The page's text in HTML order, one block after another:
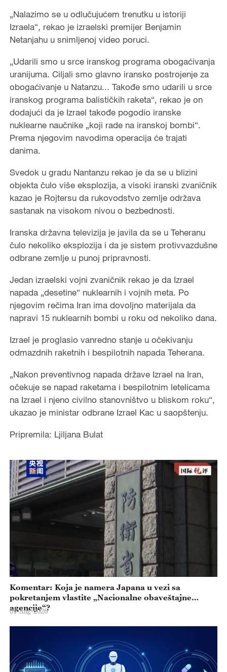
„Nalazimo se u odlučujućem trenutku u istoriji
Izraela“, rekao je izraelski premijer Benjamin
Netanjahu u snimljenoj video poruci.
„Udarili smo u srce iranskog programa obogaćivanja
uranijuma. Ciljali smo glavno iransko postrojenje za
obogaćivanje u Natanzu... Takođe smo udarili u srce
iranskog programa balističkih raketa“, rekao je on
dodajući da je Izrael takođe pogodio iranske
nuklearne naučnike „koji rade na iranskoj bombi“.
Prema njegovim navodima operacija će trajati
danima.
Svedok u gradu Nantanzu rekao je da se u blizini
objekta čulo više eksplozija, a visoki iranski zvaničnik
kazao je Rojtersu da rukovodstvo zemlje održava
sastanak na visokom nivou o bezbednosti.
Iranska državna televizija je javila da se u Teheranu
čulo nekoliko eksplozija i da je sistem protivvazdušne
odbrane zemlje u punoj pripravnosti.
Jedan izraelski vojni zvaničnik rekao je da Izrael
napada „desetine“ nuklearnih i vojnih meta. Po
njegovim rečima Iran ima dovoljno materijala da
napravi 15 nuklearnih bombi u roku od nekoliko dana.
Izrael je proglasio vanredno stanje u očekivanju
odmazdnih raketnih i bespilotnih napada Teherana.
„Nakon preventivnog napada države Izrael na Iran,
očekuje se napad raketama i bespilotnim letelicama
na Izrael i njeno civilno stanovništvo u bliskom roku“,
ukazao je ministar odbrane Izrael Kac u saopštenju.
Pripremila: Ljiljana Bulat
Komentar: Koja je namera Japana u vezi sa
pokretanjem vlastite „Nacionalne obaveštajne
agencije“?
01-Aug-2026